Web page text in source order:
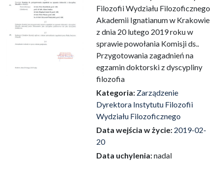
Filozofii Wydziału Filozoficznego
Akademii Ignatianum w Krakowie
z dnia 20 lutego 2019 roku w
sprawie powołania Komisji ds..
Przygotowania zagadnień na
egzamin doktorski z dyscypliny
filozofia
Kategoria: Zarządzenie
Dyrektora Instytutu Filozofii
Wydziału Filozoficznego
Data wejścia w życie: 2019-02-
20
Data uchylenia:nadal